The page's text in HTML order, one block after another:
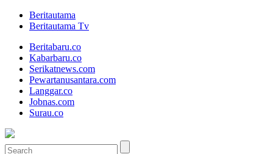
Beritautama
Beritautama Tv
Beritabaru.co
Kabarbaru.co
Serikatnews.com
Pewartanusantara.com
Langgar.co
Jobnas.com
Surau.co